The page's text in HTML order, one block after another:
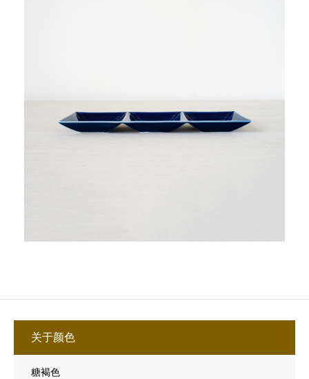
关于颜色
糖褐色